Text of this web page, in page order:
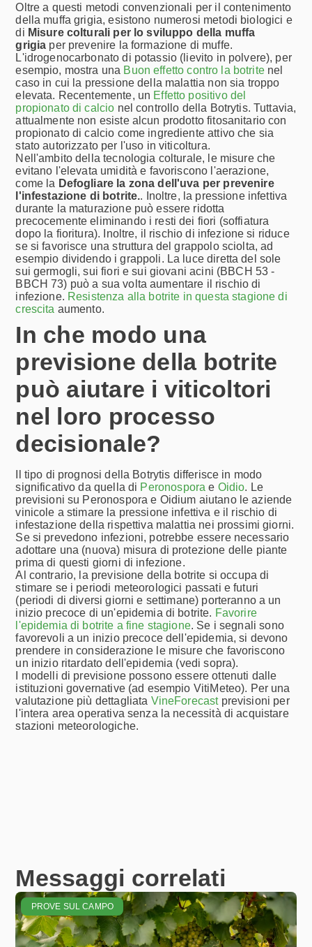
Oltre a questi metodi convenzionali per il contenimento
della muffa grigia, esistono numerosi metodi biologici e
di Misure colturali per lo sviluppo della muffa
grigia per prevenire la formazione di muffe.
L'idrogenocarbonato di potassio (lievito in polvere), per
esempio, mostra una Buon effetto contro la botritenel
caso in cui la pressione della malattia non sia troppo
elevata. Recentemente, un Effetto positivo del
propionato di calcio nel controllo della Botrytis. Tuttavia,
attualmente non esiste alcun prodotto fitosanitario con
propionato di calcio come ingrediente attivo che sia
stato autorizzato per l'uso in viticoltura.
Nell'ambito della tecnologia colturale, le misure che
evitano l'elevata umidità e favoriscono l'aerazione,
come la Defogliare la zona dell'uva per prevenire
l'infestazione di botrite.. Inoltre, la pressione infettiva
durante la maturazione può essere ridotta
precocemente eliminando i resti dei fiori (soffiatura
dopo la fioritura). Inoltre, il rischio di infezione si riduce
se si favorisce una struttura del grappolo sciolta, ad
esempio dividendo i grappoli. La luce diretta del sole
sui germogli, sui fiori e sui giovani acini (BBCH 53 -
BBCH 73) può a sua volta aumentare il rischio di
infezione. Resistenza alla botrite in questa stagione di
crescita aumento.
In che modo una
previsione della botrite
può aiutare i viticoltori
nel loro processo
decisionale?
Il tipo di prognosi della Botrytis differisce in modo
significativo da quella di Peronospora e Oidio. Le
previsioni su Peronospora e Oidium aiutano le aziende
vinicole a stimare la pressione infettiva e il rischio di
infestazione della rispettiva malattia nei prossimi giorni.
Se si prevedono infezioni, potrebbe essere necessario
adottare una (nuova) misura di protezione delle piante
prima di questi giorni di infezione.
Al contrario, la previsione della botrite si occupa di
stimare se i periodi meteorologici passati e futuri
(periodi di diversi giorni e settimane) porteranno a un
inizio precoce di un'epidemia di botrite. Favorire
l'epidemia di botrite a fine stagione. Se i segnali sono
favorevoli a un inizio precoce dell'epidemia, si devono
prendere in considerazione le misure che favoriscono
un inizio ritardato dell'epidemia (vedi sopra).
I modelli di previsione possono essere ottenuti dalle
istituzioni governative (ad esempio VitiMeteo). Per una
valutazione più dettagliata VineForecastprevisioni per
l'intera area operativa senza la necessità di acquistare
stazioni meteorologiche.
Messaggi correlati
PROVE SUL CAMPO